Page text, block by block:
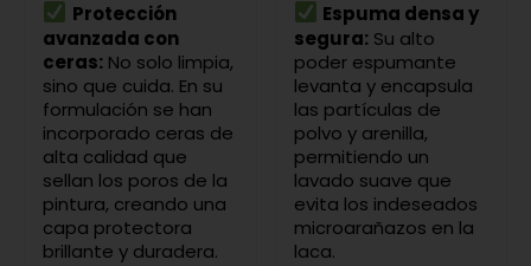
Protección
avanzada con
ceras: No solo limpia,
sino que cuida. En su
formulación se han
incorporado ceras de
alta calidad que
sellan los poros de la
pintura, creando una
capa protectora
brillante y duradera.
Espuma densa y
segura:Su alto
poder espumante
levanta y encapsula
las partículas de
polvo y arenilla,
permitiendo un
lavado suave que
evita los indeseados
microarañazos en la
laca.